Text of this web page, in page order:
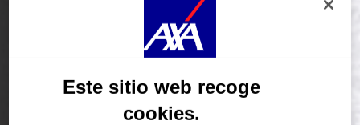
Este sitio web recoge
cookies.
Durante la navegación por este sitio web se depositan
(estrictamente necesarias). También puede consentir el depósito de
cookies opcionales, ya sea por parte de AXA Partners o de terceros proveedores,
para los fines descritos a continuación.
la navegación por el sitio web. AXA Partners o terceros proveedores pueden
depositar cookies opcionales para los fines que se indican a continuación.
aceptarorechazarel